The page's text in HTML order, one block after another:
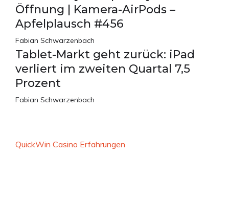
Öffnung | Kamera-AirPods –
Apfelplausch #456
Fabian Schwarzenbach
Tablet-Markt geht zurück: iPad
verliert im zweiten Quartal 7,5
Prozent
Fabian Schwarzenbach
QuickWin Casino Erfahrungen